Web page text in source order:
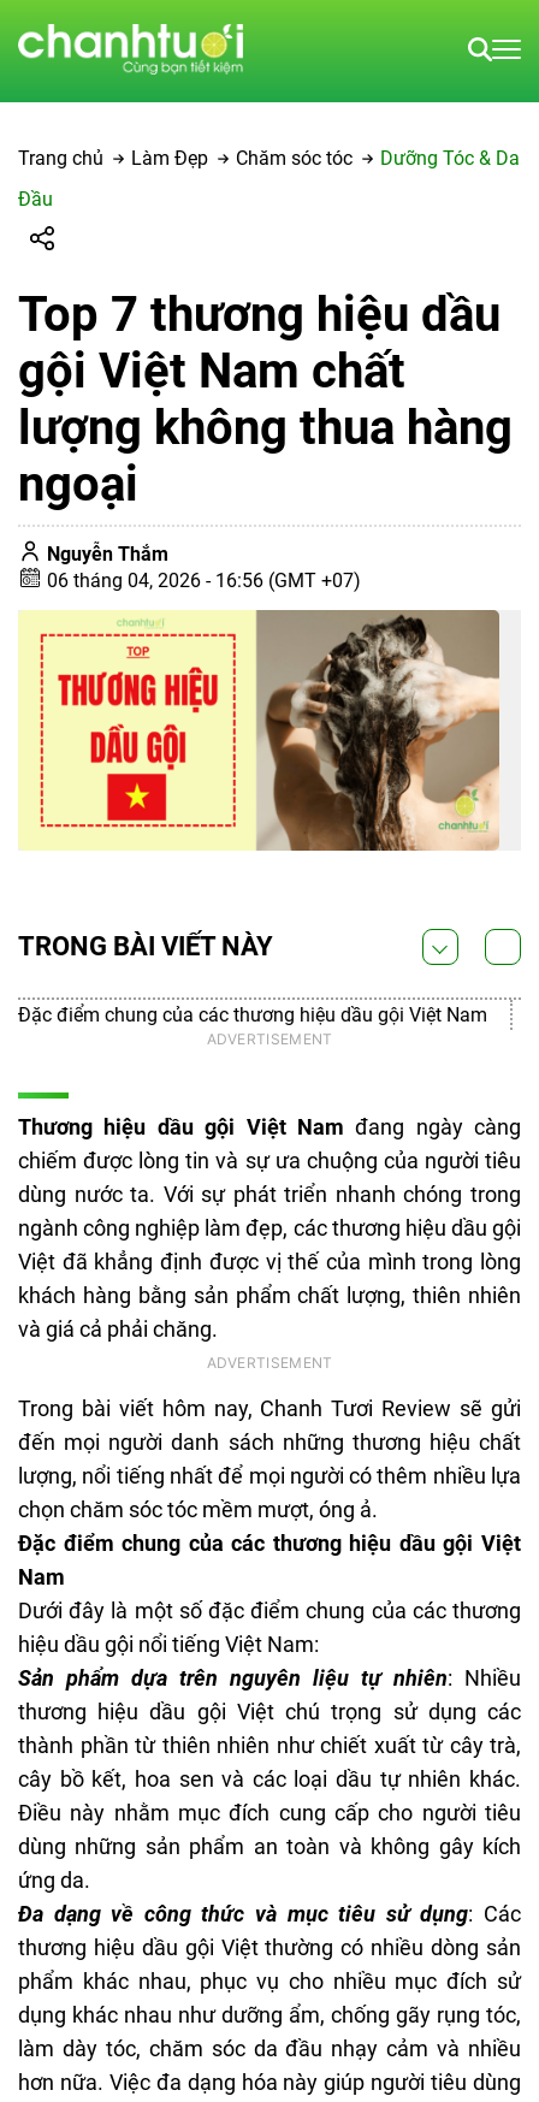
Trang chủ Làm Đẹp Chăm sóc tóc
Dưỡng Tóc & Da
Đầu
Top 7 thương hiệu dầu
gội Việt Nam chất
lượng không thua hàng
ngoại
Nguyễn Thắm
06 tháng 04, 2026 - 16:56 (GMT +07)
Thương hiệu dầu gội Việt Nam đang ngày càng
chiếm được lòng tin và sự ưa chuộng của người tiêu
dùng nước ta. Với sự phát triển nhanh chóng trong
ngành công nghiệp làm đẹp, các thương hiệu dầu gội
Việt đã khẳng định được vị thế của mình trong lòng
khách hàng bằng sản phẩm chất lượng, thiên nhiên
và giá cả phải chăng.
Trong bài viết hôm nay, Chanh Tươi Review sẽ gửi
đến mọi người danh sách những thương hiệu chất
lượng, nổi tiếng nhất để mọi người có thêm nhiều lựa
chọn chăm sóc tóc mềm mượt, óng ả.
Đặc điểm chung của các thương hiệu dầu gội Việt
Nam
Dưới đây là một số đặc điểm chung của các thương
hiệu dầu gội nổi tiếng Việt Nam:
Sản phẩm dựa trên nguyên liệu tự nhiên: Nhiều
thương hiệu dầu gội Việt chú trọng sử dụng các
thành phần từ thiên nhiên như chiết xuất từ cây trà,
cây bồ kết, hoa sen và các loại dầu tự nhiên khác.
Điều này nhằm mục đích cung cấp cho người tiêu
dùng những sản phẩm an toàn và không gây kích
ứng da.
Đa dạng về công thức và mục tiêu sử dụng: Các
thương hiệu dầu gội Việt thường có nhiều dòng sản
phẩm khác nhau, phục vụ cho nhiều mục đích sử
dụng khác nhau như dưỡng ẩm, chống gãy rụng tóc,
làm dày tóc, chăm sóc da đầu nhạy cảm và nhiều
hơn nữa. Việc đa dạng hóa này giúp người tiêu dùng
TRONG BÀI VIẾT NÀY
Đặc điểm chung của các thương hiệu dầu gội Việt Nam